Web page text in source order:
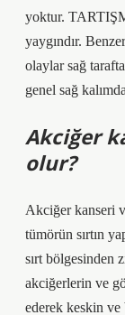
yoktur.
yaygındır.
olaylar sağ
genel sağ
Akciğer
olur?
Akciğer kanseri
tümörün sırtın
sırt bölgesinden
akciğerlerin ve
ederek keskin ve